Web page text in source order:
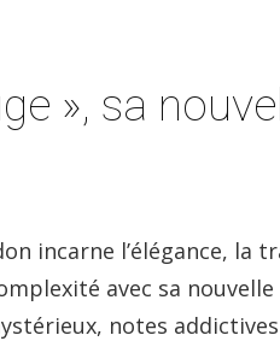
», sa
incarne l’élégance, la
avec sa
notes